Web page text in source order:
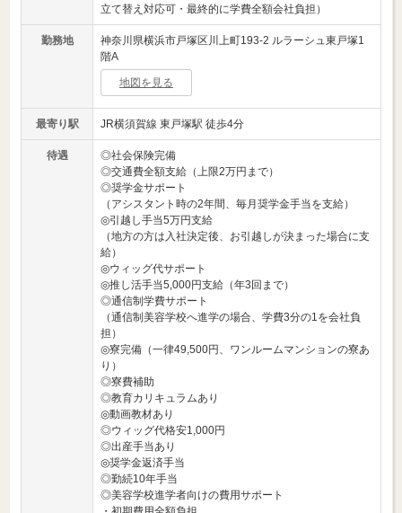
立て替え対応可・最終的に学費全額会社負担）
勤務地
神奈川県横浜市戸塚区川上町193-2 ルラーシュ東戸塚1
階A
地図を見る
最寄り駅 JR横須賀線 東戸塚駅 徒歩4分
待遇
◎社会保険完備
◎交通費全額支給（上限2万円まで）
◎奨学金サポート
（アシスタント時の2年間、毎月奨学金手当を支給）
◎引越し手当5万円支給
（地方の方は入社決定後、お引越しが決まった場合に支
給）
◎ウィッグ代サポート
◎推し活手当5,000円支給（年3回まで）
◎通信制学費サポート
（通信制美容学校へ進学の場合、学費3分の1を会社負
担）
◎寮完備（一律49,500円、ワンルームマンションの寮あ
り）
◎寮費補助
◎教育カリキュラムあり
◎動画教材あり
◎ウィッグ代格安1,000円
◎出産手当あり
◎奨学金返済手当
◎勤続10年手当
◎美容学校進学者向けの費用サポート